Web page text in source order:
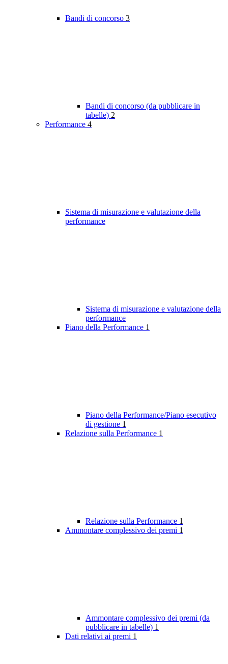
Bandi di concorso 3
Bandi di concorso (da pubblicare in
tabelle) 2
Performance 4
Sistema di misurazione e valutazione della
performance
Sistema di misurazione e valutazione della
performance
Piano della Performance 1
Piano della Performance/Piano esecutivo
di gestione 1
Relazione sulla Performance 1
Relazione sulla Performance 1
Ammontare complessivo dei premi 1
Ammontare complessivo dei premi (da
pubblicare in tabelle) 1
Dati relativi ai premi 1